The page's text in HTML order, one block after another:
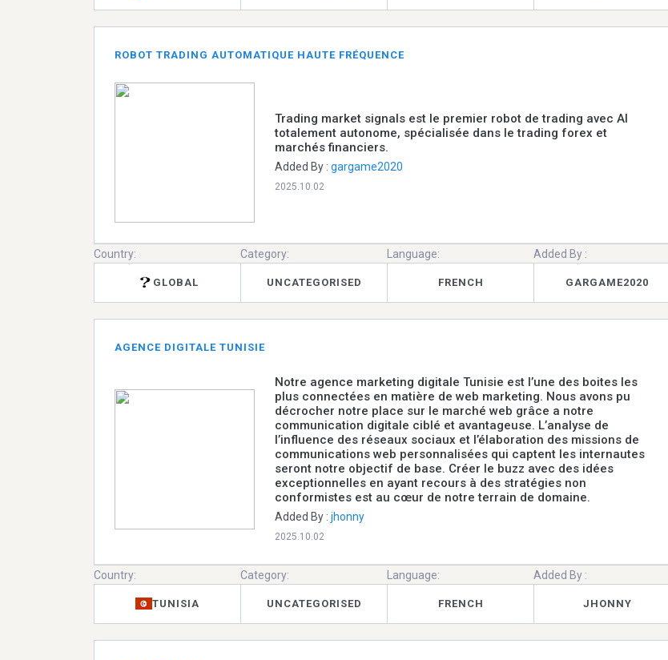
ROBOT TRADING AUTOMATIQUE HAUTE FRÉQUENCE
Trading market signals est le premier robot de trading avec AI
totalement autonome, spécialisée dans le trading forex et
marchés financiers.
Added By : gargame2020
2025.10.02
Country:
GLOBAL
Category:
UNCATEGORISED
Language:
FRENCH
Added By :
GARGAME2020
AGENCE DIGITALE TUNISIE
Notre agence marketing digitale Tunisie est l’une des boites les
plus connectées en matière de web marketing. Nous avons pu
décrocher notre place sur le marché web grâce a notre
communication digitale ciblé et avantageuse. L’analyse de
l’influence des réseaux sociaux et l’élaboration des missions de
communications web personnalisées qui captent les internautes
seront notre objectif de base. Créer le buzz avec des idées
exceptionnelles en ayant recours à des stratégies non
conformistes est au cœur de notre terrain de domaine.
Added By : jhonny
2025.10.02
Country:
TUNISIA
Category:
UNCATEGORISED
Language:
FRENCH
Added By :
JHONNY